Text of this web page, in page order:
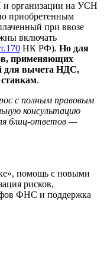
и организации на УСН
приобретенным
при ввозе
включать
НК РФ). Но для
применяющих
для вычета НДС,
.
с полным правовым
консультацию
блиц-ответов —
помощь с новыми
рисков,
ФНС и поддержка